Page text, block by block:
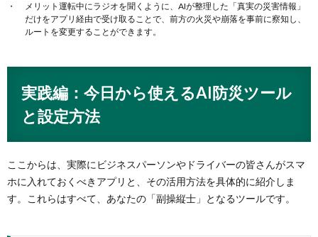
メリット運転中にラジオを聞くように、AIが整理した「真実の災害情報」
だけをアプリ経由で受け取ることで、前方の火災や崩落を事前に察知し、
ルートを変更することができます。
実践編：今日から使えるAI防災ツール
と設定方法
ここからは、実際にビジネスパーソンやドライバーの皆さんがスマ
ホに入れておくべきアプリと、その活用方法を具体的に紹介しま
す。これらはすべて、あなたの「副操縦士」となるツールです。